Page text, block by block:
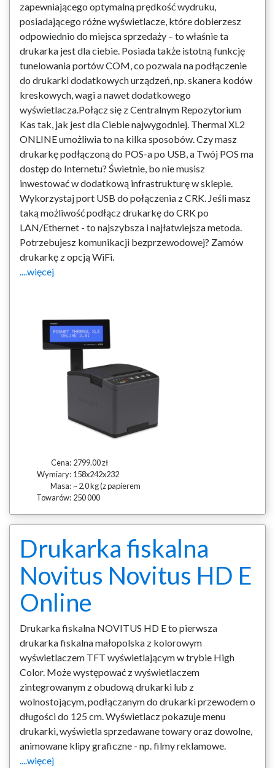
zapewniającego optymalną prędkość wydruku,
posiadającego różne wyświetlacze, które dobierzesz
odpowiednio do miejsca sprzedaży – to właśnie ta
drukarka jest dla ciebie. Posiada także istotną funkcję
tunelowania portów COM, co pozwala na podłączenie
do drukarki dodatkowych urządzeń, np. skanera kodów
kreskowych, wagi a nawet dodatkowego
wyświetlacza.Połącz się z Centralnym Repozytorium
Kas tak, jak jest dla Ciebie najwygodniej. Thermal XL2
ONLINE umożliwia to na kilka sposobów. Czy masz
drukarkę podłączoną do POS-a po USB, a Twój POS ma
dostęp do Internetu? Świetnie, bo nie musisz
inwestować w dodatkową infrastrukturę w sklepie.
Wykorzystaj port USB do połączenia z CRK. Jeśli masz
taką możliwość podłącz drukarkę do CRK po
LAN/Ethernet - to najszybsza i najłatwiejsza metoda.
Potrzebujesz komunikacji bezprzewodowej? Zamów
drukarkę z opcją WiFi.
....więcej
Cena: 2799.00 zł
Wymiary: 158x242x232
Masa:~ 2,0 kg (z papierem
Towarów: 250 000
Drukarka fiskalna
Novitus Novitus HD E
Online
Drukarka fiskalna NOVITUS HD E to pierwsza
drukarka fiskalna małopolska z kolorowym
wyświetlaczem TFT wyświetlającym w trybie High
Color. Może występować z wyświetlaczem
zintegrowanym z obudową drukarki lub z
wolnostojącym, podłączanym do drukarki przewodem o
długości do 125 cm. Wyświetlacz pokazuje menu
drukarki, wyświetla sprzedawane towary oraz dowolne,
animowane klipy graficzne - np. filmy reklamowe.
....więcej